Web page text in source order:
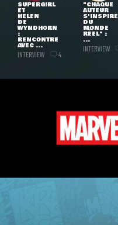
SUPERGIRL
ET
HELEN
DE
WYNDHORN
:
RENCONTRE
AVEC ...
INTERVIEW 4
"CHAQUE
AUTEUR
S'INSPIRE
DU
MONDE
RÉEL" :
...
INTERVIEW